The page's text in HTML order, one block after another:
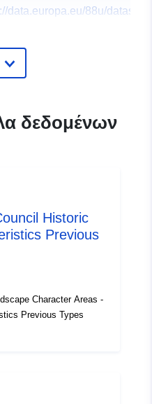
data.europa.eu/88u/dataset/
δεδομένων
Historic
Previous
Character Areas -
Previous Types